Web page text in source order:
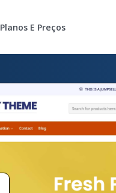
Planos E Preços